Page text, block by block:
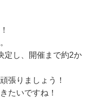
定し、開催まで約2か
張りましょう！
たいですね！